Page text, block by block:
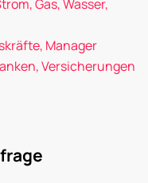
Gas, Wasser,
Manager
Versicherungen